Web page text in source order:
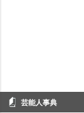
芸能人事典